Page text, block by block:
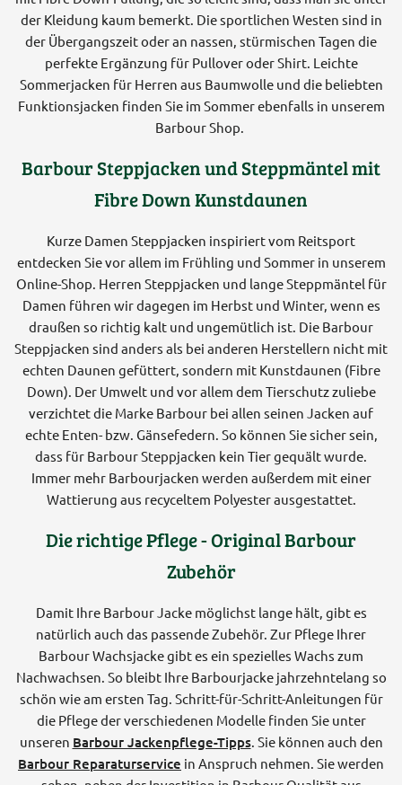
der Kleidung kaum bemerkt. Die sportlichen Westen sind in
der Übergangszeit oder an nassen, stürmischen Tagen die
perfekte Ergänzung für Pullover oder Shirt. Leichte
Sommerjacken für Herren aus Baumwolle und die beliebten
Funktionsjacken finden Sie im Sommer ebenfalls in unserem
Barbour Shop.
Barbour Steppjacken und Steppmäntel mit
Fibre Down Kunstdaunen
Kurze Damen Steppjacken inspiriert vom Reitsport
entdecken Sie vor allem im Frühling und Sommer in unserem
Online-Shop. Herren Steppjacken und lange Steppmäntel für
Damen führen wir dagegen im Herbst und Winter, wenn es
draußen so richtig kalt und ungemütlich ist. Die Barbour
Steppjacken sind anders als bei anderen Herstellern nicht mit
echten Daunen gefüttert, sondern mit Kunstdaunen (Fibre
Down). Der Umwelt und vor allem dem Tierschutz zuliebe
verzichtet die Marke Barbour bei allen seinen Jacken auf
echte Enten- bzw. Gänsefedern. So können Sie sicher sein,
dass für Barbour Steppjacken kein Tier gequält wurde.
Immer mehr Barbourjacken werden außerdem mit einer
Wattierung aus recyceltem Polyester ausgestattet.
Die richtige Pflege - Original Barbour
Zubehör
Damit Ihre Barbour Jacke möglichst lange hält, gibt es
natürlich auch das passende Zubehör. Zur Pflege Ihrer
Barbour Wachsjacke gibt es ein spezielles Wachs zum
Nachwachsen. So bleibt Ihre Barbourjacke jahrzehntelang so
schön wie am ersten Tag. Schritt-für-Schritt-Anleitungen für
die Pflege der verschiedenen Modelle finden Sie unter
unseren Barbour Jackenpflege-Tipps. Sie können auch den
Barbour Reparaturservice in Anspruch nehmen. Sie werden